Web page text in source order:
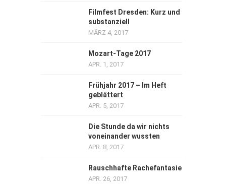
Filmfest Dresden: Kurz und
substanziell
MÄRZ 4, 2017
Mozart-Tage 2017
APR. 1, 2017
Frühjahr 2017 – Im Heft
geblättert
APR. 5, 2017
Die Stunde da wir nichts
voneinander wussten
APR. 8, 2017
Rauschhafte Rachefantasie
APR. 26, 2017